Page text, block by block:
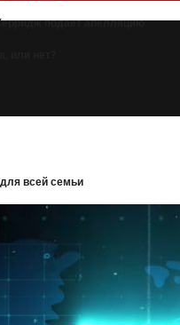
подает апелляцию
нет?
всей семьи
рост
Эллисона по поводу владения